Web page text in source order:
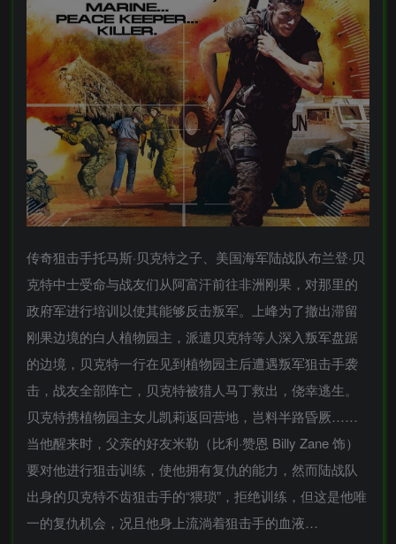
传奇狙击手托马斯·贝克特之子、美国海军陆战队布兰登·贝
克特中士受命与战友们从阿富汗前往非洲刚果，对那里的
政府军进行培训以使其能够反击叛军。上峰为了撤出滞留
刚果边境的白人植物园主，派遣贝克特等人深入叛军盘踞
的边境，贝克特一行在见到植物园主后遭遇叛军狙击手袭
击，战友全部阵亡，贝克特被猎人马丁救出，侥幸逃生。
贝克特携植物园主女儿凯莉返回营地，岂料半路昏厥……
当他醒来时，父亲的好友米勒（比利·赞恩 Billy Zane 饰）
要对他进行狙击训练，使他拥有复仇的能力，然而陆战队
出身的贝克特不齿狙击手的“猥琐”，拒绝训练，但这是他唯
一的复仇机会，况且他身上流淌着狙击手的血液…